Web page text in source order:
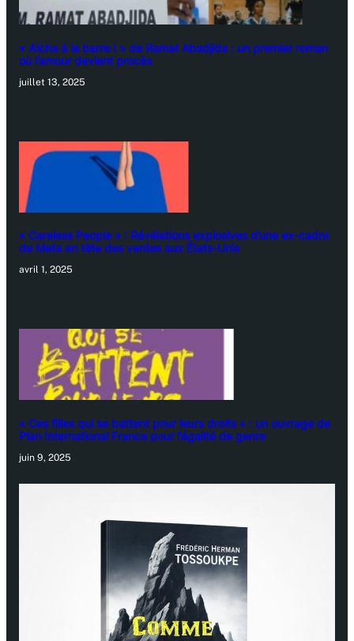
« Aïcha à la barre ! » de Ramat Abadjida : un premier roman
où l’amour devient procès
juillet 13, 2025
« Careless People » : Révélations explosives d’une ex-cadre
de Meta en tête des ventes aux États-Unis
avril 1, 2025
« Ces filles qui se battent pour leurs droits » : un ouvrage de
Plan International France pour l’égalité de genre
juin 9, 2025